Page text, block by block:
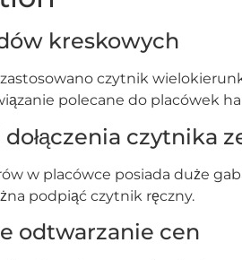
kreskowych
czytnik
polecane do placówek
czytnika
w placówce posiada duże
podpiąć czytnik ręczny.
odtwarzanie cen